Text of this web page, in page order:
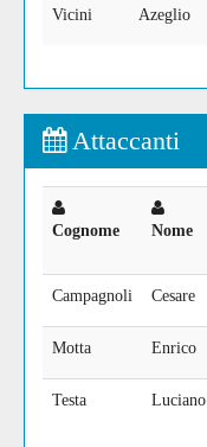
Vicini Azeglio
Attaccanti
Cognome Nome
Campagnoli Cesare
Motta Enrico
Testa Luciano